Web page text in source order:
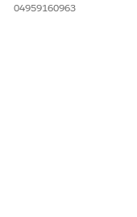
04959160963